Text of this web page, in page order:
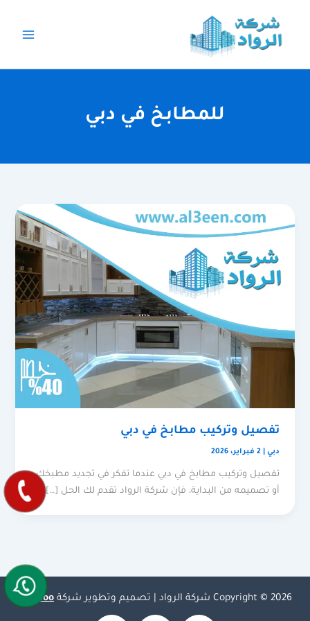
المحتوى
للمطابخ في دبي
تفصيل وتركيب مطابخ في دبي
دبي |2 فبراير، 2026
تفصيل وتركيب مطابخ في دبي عندما تفكر في تجديد مطبخك
أو تصميمه من البداية، فإن شركة الرواد تقدم لك الحل […]
Copyright © 2026 شركة الرواد | تصميم وتطوير شركة Olymoo